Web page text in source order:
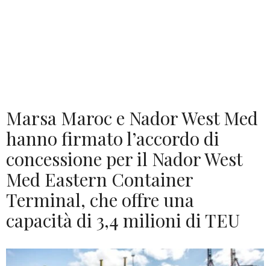
Marsa Maroc e Nador West Med
hanno firmato l’accordo di
concessione per il Nador West
Med Eastern Container
Terminal, che offre una
capacità di 3,4 milioni di TEU